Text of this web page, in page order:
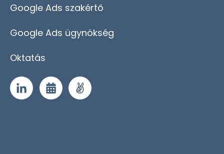
Google Ads szakértő
Google Ads ügynökség
Oktatás